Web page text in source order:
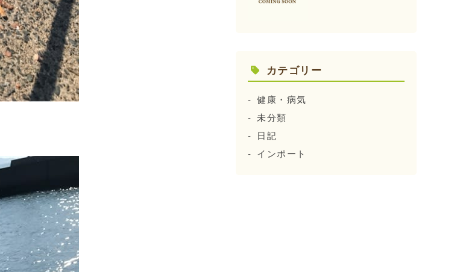
カテゴリー
健康・病気
未分類
日記
インポート